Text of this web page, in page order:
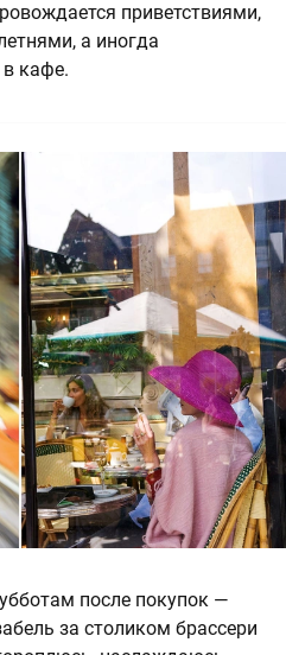
приветствиями,
а иногда
в кафе.
после покупок —
за столиком брассери